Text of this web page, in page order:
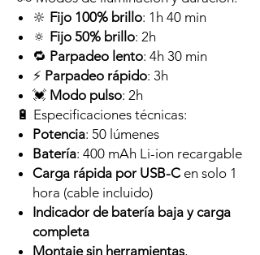
🔆 Fijo 100% brillo: 1h 40 min
🔅 Fijo 50% brillo: 2h
🔁 Parpadeo lento: 4h 30 min
⚡ Parpadeo rápido: 3h
💓 Modo pulso: 2h
🔋 Especificaciones técnicas:
Potencia: 50 lúmenes
Batería: 400 mAh Li-ion recargable
Carga rápida por USB-Cen solo 1
hora (cable incluido)
Indicador de batería baja y carga
completa
Montaje sin herramientas,